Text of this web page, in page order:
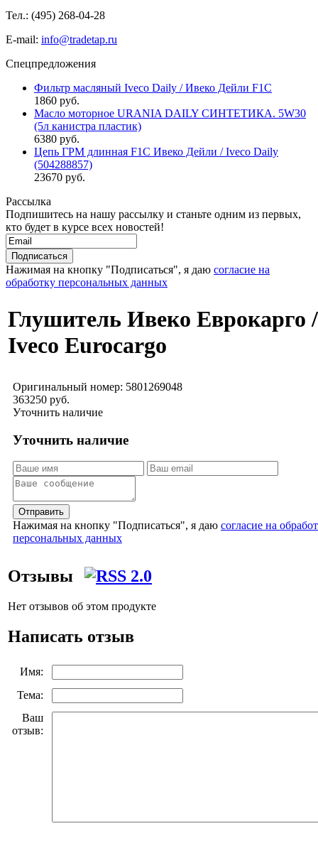
Тел.: (495) 268-04-28
E-mail: info@tradetap.ru
Спецпредложения
Фильтр масляный Iveco Daily / Ивеко Дейли F1C
1860 руб.
Масло моторное URANIA DAILY СИНТЕТИКА. 5W30
(5л канистра пластик)
6380 руб.
Цепь ГРМ длинная F1C Ивеко Дейли / Iveco Daily
(504288857)
23670 руб.
Рассылка
Подпишитесь на нашу рассылку и станьте одним из первых,
кто будет в курсе всех новостей!
Нажимая на кнопку "Подписаться", я даю согласие на
обработку персональных данных
Глушитель Ивеко Еврокарго /
Iveco Eurocargo
Оригинальный номер: 5801269048
363250 руб.
Уточнить наличие
Уточнить наличие
Отправить
Нажимая на кнопку "Подписаться", я даю согласие на
персональных данных
Отзывы
Нет отзывов об этом продукте
Написать отзыв
Имя:
Тема:
Ваш
отзыв: